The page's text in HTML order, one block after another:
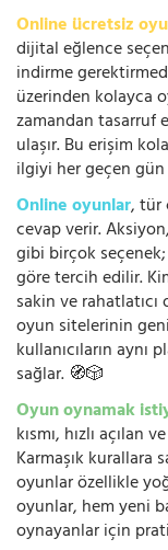
Online ücretsiz
dijital eğlence
indirme
üzerinden kolayca
zamandan tasarruf
ulaşır. Bu erişim
ilgiyi her geçen gün
Online oyunlar, tür
cevap verir.
gibi birçok seçenek;
göre tercih edilir.
sakin ve
oyun sitelerinin
kullanıcıların
sağlar. 🧭🎲
Oyun oynamak
kısmı, hızlı
Karmaşık kurallara
oyunlar özellikle
oyunlar, hem yeni
oynayanlar için